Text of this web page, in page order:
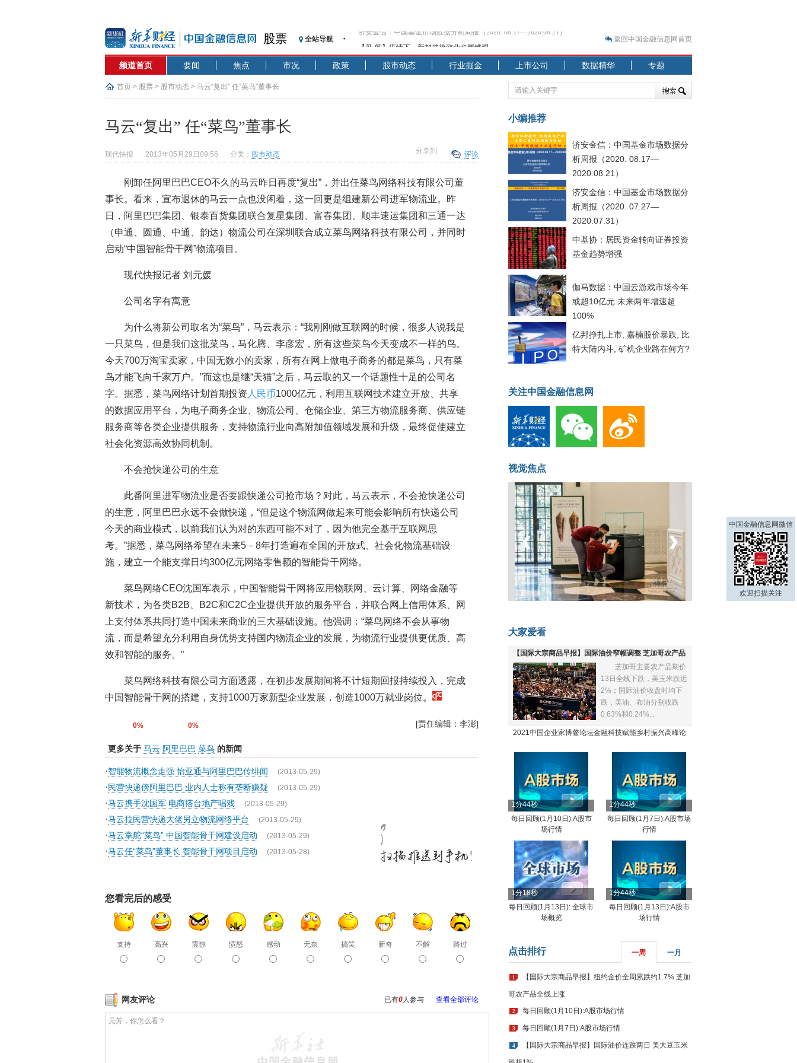
股票 全站导航
记者手记：疫情下的香港零售业如何浴火重生？
【见·闻】疫情下一家香港传统零售商的转型突围之旅
济安金信：中国基金市场数据分析周报（2020. 07.27—2020.07.31）
【新华财经调查】同业存单、结构性存款玩起“跷跷板” 结构性失衡藏
央行公开市场净投放300亿元 短端资金利率明显下行
基本面及股市双轮冲击 债市回调十年期债表现最弱
沥青期货连续两日涨逾3% 沪银及两粕涨势喜人
恒生聚源：北斗收官之星发射成功，全产业链解析
济安金信：中国基金市场数据分析周报（2020. 08.17—2020.08.21）
返回中国金融信息网首页
频道首页 要闻 焦点 市况 政策 股市动态 行业掘金 上市公司 数据精华 专题
首页 > 股票 > 股市动态 > 马云“复出” 任“菜鸟”董事长
马云“复出” 任“菜鸟”董事长
评论
分享到
现代快报 2013年05月29日09:56 分类： 股市动态
刚卸任阿里巴巴CEO不久的马云昨日再度“复出”，并出任菜鸟网络科技有限公司董
事长。看来，宣布退休的马云一点也没闲着，这一回更是组建新公司进军物流业。昨
日，阿里巴巴集团、银泰百货集团联合复星集团、富春集团、顺丰速运集团和三通一达
（申通、圆通、中通、韵达）物流公司在深圳联合成立菜鸟网络科技有限公司，并同时
启动“中国智能骨干网”物流项目。
现代快报记者 刘元媛
公司名字有寓意
为什么将新公司取名为“菜鸟”，马云表示：“我刚刚做互联网的时候，很多人说我是
一只菜鸟，但是我们这批菜鸟，马化腾、李彦宏，所有这些菜鸟今天变成不一样的鸟。
今天700万淘宝卖家，中国无数小的卖家，所有在网上做电子商务的都是菜鸟，只有菜
鸟才能飞向千家万户。”而这也是继“天猫”之后，马云取的又一个话题性十足的公司名
字。据悉，菜鸟网络计划首期投资 人民币1000亿元，利用互联网技术建立开放、共享
的数据应用平台，为电子商务企业、物流公司、仓储企业、第三方物流服务商、供应链
服务商等各类企业提供服务，支持物流行业向高附加值领域发展和升级，最终促使建立
社会化资源高效协同机制。
不会抢快递公司的生意
此番阿里进军物流业是否要跟快递公司抢市场？对此，马云表示，不会抢快递公司
的生意，阿里巴巴永远不会做快递，“但是这个物流网做起来可能会影响所有快递公司
今天的商业模式，以前我们认为对的东西可能不对了，因为他完全基于互联网思
考。”据悉，菜鸟网络希望在未来5－8年打造遍布全国的开放式、社会化物流基础设
施，建立一个能支撑日均300亿元网络零售额的智能骨干网络。
菜鸟网络CEO沈国军表示，中国智能骨干网将应用物联网、云计算、网络金融等
新技术，为各类B2B、B2C和C2C企业提供开放的服务平台，并联合网上信用体系、网
上支付体系共同打造中国未来商业的三大基础设施。他强调：“菜鸟网络不会从事物
流，而是希望充分利用自身优势支持国内物流企业的发展，为物流行业提供更优质、高
效和智能的服务。”
菜鸟网络科技有限公司方面透露，在初步发展期间将不计短期回报持续投入，完成
中国智能骨干网的搭建，支持1000万家新型企业发展，创造1000万就业岗位。
0% 0% [责任编辑：李澎]
更多关于 马云 阿里巴巴 菜鸟 的新闻
·智能物流概念走强 怡亚通与阿里巴巴传绯闻 (2013-05-29)
·民营快递傍阿里巴巴 业内人士称有垄断嫌疑 (2013-05-29)
·马云携手沈国军 电商搭台地产唱戏 (2013-05-29)
·马云拉民营快递大佬另立物流网络平台 (2013-05-29)
·马云掌舵“菜鸟” 中国智能骨干网建设启动 (2013-05-29)
·马云任“菜鸟”董事长 智能骨干网项目启动 (2013-05-28)
您看完后的感受
支持 高兴 震惊 愤怒 感动 无奈 搞笑 新奇 不解 路过
网友评论 已有0人参与 查看全部评论
小编推荐
济安金信：中国基金市场数据分
析周报（2020. 08.17—
2020.08.21）
济安金信：中国基金市场数据分
析周报（2020. 07.27—
2020.07.31）
中基协：居民资金转向证券投资
基金趋势增强
伽马数据：中国云游戏市场今年
或超10亿元 未来两年增速超
100%
亿邦挣扎上市, 嘉楠股价暴跌, 比
特大陆内斗, 矿机企业路在何方?
关注中国金融信息网
视觉焦点
菲律宾：防疫降级
‹ ›
大家爱看
【国际大宗商品早报】国际油价窄幅调整 芝加哥农产品
全线下跌
芝加哥主要农产品期价
13日全线下跌，美玉米跌近
2%；国际油价收盘时均下
跌，美油、布油分别收跌
0.63%和0.24%...
2021中国企业家博鳌论坛金融科技赋能乡村振兴高峰论
1分44秒
每日回顾(1月10日):A股市
场行情
1分44秒
每日回顾(1月7日):A股市场
行情
1分18秒
每日回顾(1月13日): 全球市
场概览
1分44秒
每日回顾(1月13日):A股市
场行情
点击排行 一周 一月
1 【国际大宗商品早报】纽约金价全周累跌约1.7% 芝加
哥农产品全线上涨
2 每日回顾(1月10日):A股市场行情
3 每日回顾(1月7日):A股市场行情
4 【国际大宗商品早报】国际油价连跌两日 美大豆玉米
中国金融信息网微信
欢迎扫描关注